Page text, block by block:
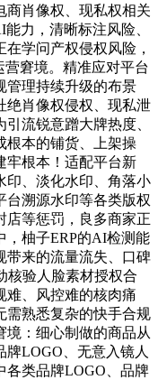
商肖像权、现私权相关
力，清晰标注风险、
学问产权侵权风险，
营窘境。精准应对平台
管理持续升级的布景
绝肖像权侵权、现私泄
流锐意蹭大牌热度、
根本的铺货、上架操
牢根本！适配平台新
印、淡化水印、角落小
台溯源水印等各类版权
店等惩罚，良多商家正
，柚子ERP的AI检测能
带来的流量流失、口碑
核验人脸素材授权合
难、风控难的核肉痛
需熟悉复杂的快手合规
境：细心制做的商品从
LOGO、无意入镜人
各类品牌LOGO、品牌